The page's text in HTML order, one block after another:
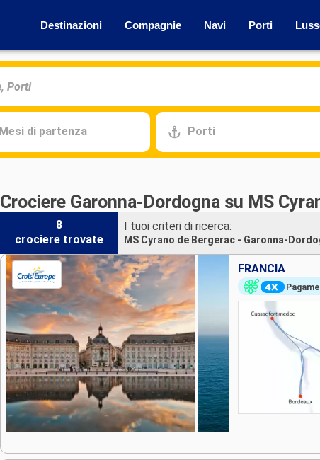
Destinazioni Compagnie Navi Porti
Mesi di partenza Porti
Crociere Garonna-Dordogna su MS
8
crociere trovate
I tuoi criteri di ricerca:
MS Cyrano de Bergerac - Garonna-
FRANCIA